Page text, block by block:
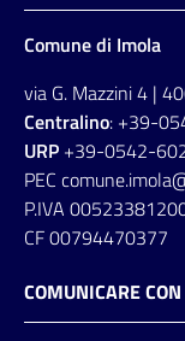
Comune di Imola
via G. Mazzini 4 |
Centralino: +39-
URP +39-0542-
PEC
P.IVA
CF 00794470377
COMUNICARE